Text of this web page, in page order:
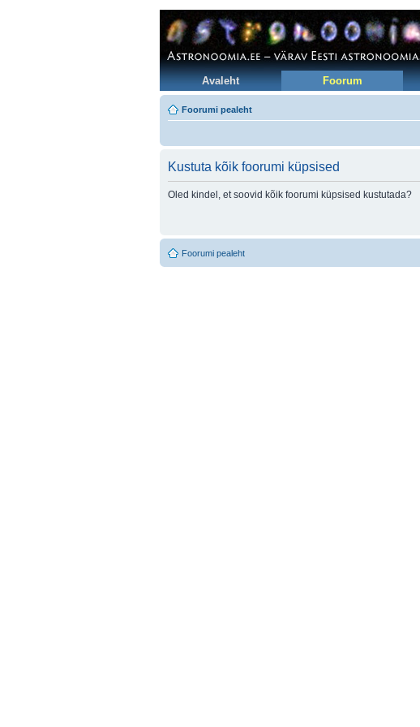
Avaleht Foorum
Foorumi pealeht
Kustuta kõik foorumi küpsised
Oled kindel, et soovid kõik foorumi küpsised kustutada?
Foorumi pealeht